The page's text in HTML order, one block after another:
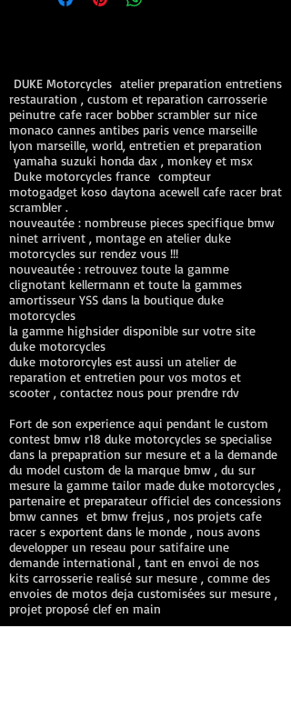
DUKE Motorcycles atelier preparation entretiens
restauration , custom et reparation carrosserie
peinutre cafe racer bobber scrambler sur nice
monaco cannes antibes paris vence marseille
lyon marseille, world, entretien et preparation
yamaha suzuki honda dax , monkey et msx
Duke motorcycles france compteur
motogadget koso daytona acewell cafe racer brat
scrambler .
nouveautée : nombreuse pieces specifique bmw
ninet arrivent , montage en atelier duke
motorcycles sur rendez vous !!!
nouveautée : retrouvez toute la gamme
clignotant kellermann et toute la gammes
amortisseur YSS dans la boutique duke
motorcycles
la gamme highsider disponible sur votre site
duke motorcycles
duke motororcyles est aussi un atelier de
reparation et entretien pour vos motos et
scooter , contactez nous pour prendre rdv
Fort de son experience aqui pendant le custom
contest bmw r18 duke motorcycles se specialise
dans la prepapration sur mesure et a la demande
du model custom de la marque bmw , du sur
mesure la gamme tailor made duke motorcycles ,
partenaire et preparateur officiel des concessions
bmw cannes et bmw frejus , nos projets cafe
racer s exportent dans le monde , nous avons
developper un reseau pour satifaire une
demande international , tant en envoi de nos
kits carrosserie realisé sur mesure , comme des
envoies de motos deja customisées sur mesure ,
projet proposé clef en main